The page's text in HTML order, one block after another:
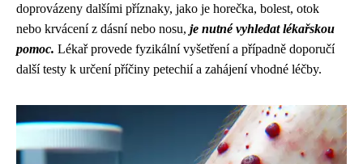
doprovázeny dalšími příznaky, jako je horečka, bolest, otok
nebo krvácení z dásní nebo nosu, je nutné vyhledat lékařskou
pomoc. Lékař provede fyzikální vyšetření a případně doporučí
další testy k určení příčiny petechií a zahájení vhodné léčby.